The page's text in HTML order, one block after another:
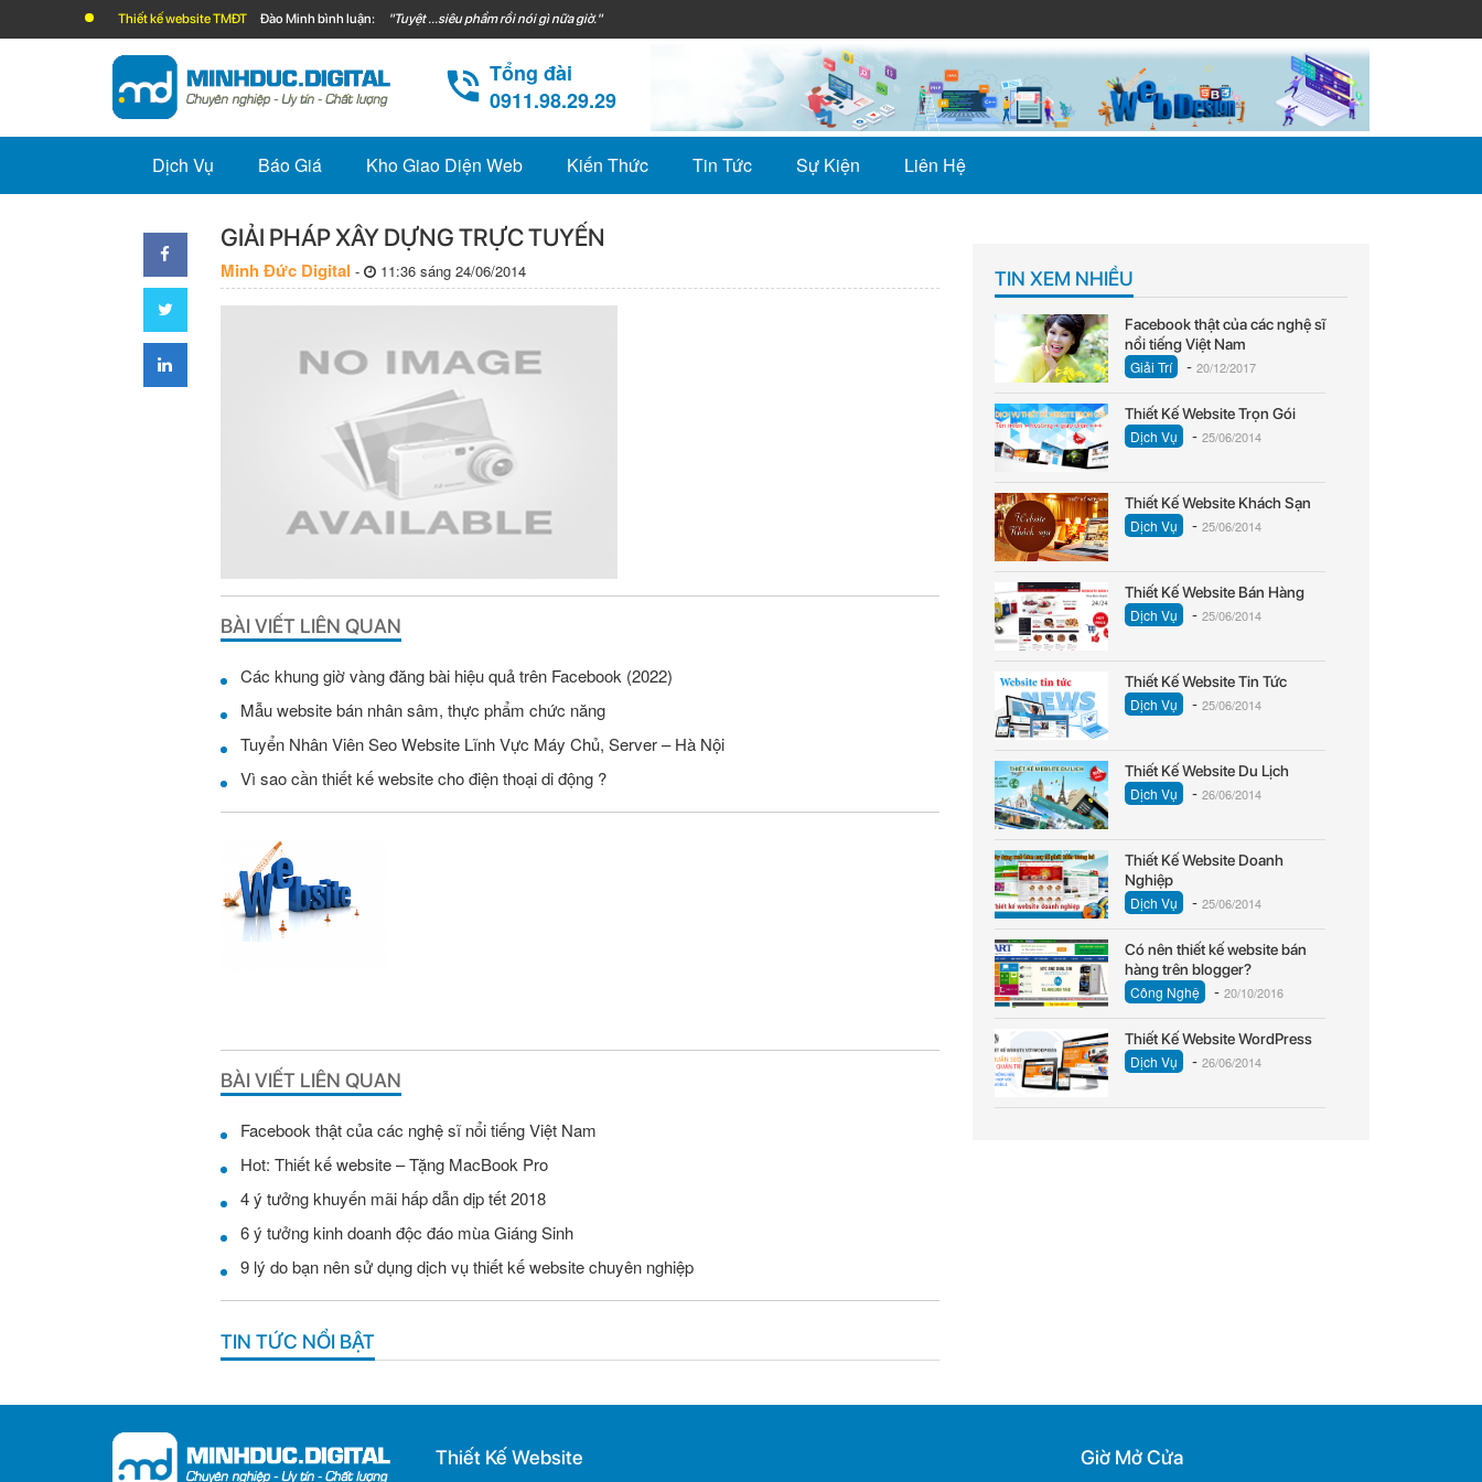
Thiết kế website TMĐT Đào Minh bình luận: "Tuyệt ...siêu phẩm rồi nói gì nữa giờ."
Tổng đài
0911.98.29.29
Dịch Vụ Báo Giá Kho Giao Diện Web Kiến Thức Tin Tức Sự Kiện Liên Hệ
GIẢI PHÁP XÂY DỰNG TRỰC TUYẾN
Minh Đức Digital - 11:36 sáng 24/06/2014
BÀI VIẾT LIÊN QUAN
Các khung giờ vàng đăng bài hiệu quả trên Facebook (2022)
Mẫu website bán nhân sâm, thực phẩm chức năng
Tuyển Nhân Viên Seo Website Lĩnh Vực Máy Chủ, Server – Hà Nội
Vì sao cần thiết kế website cho điện thoại di động ?
BÀI VIẾT LIÊN QUAN
Facebook thật của các nghệ sĩ nổi tiếng Việt Nam
Hot: Thiết kế website – Tặng MacBook Pro
4 ý tưởng khuyến mãi hấp dẫn dịp tết 2018
6 ý tưởng kinh doanh độc đáo mùa Giáng Sinh
9 lý do bạn nên sử dụng dịch vụ thiết kế website chuyên nghiệp
TIN TỨC NỔI BẬT
TIN XEM NHIỀU
Facebook thật của các nghệ sĩ
nổi tiếng Việt Nam
Giải Trí - 20/12/2017
Thiết Kế Website Trọn Gói
Dịch Vụ - 25/06/2014
Thiết Kế Website Khách Sạn
Dịch Vụ - 25/06/2014
Thiết Kế Website Bán Hàng
Dịch Vụ - 25/06/2014
Thiết Kế Website Tin Tức
Dịch Vụ - 25/06/2014
Thiết Kế Website Du Lịch
Dịch Vụ - 26/06/2014
Thiết Kế Website Doanh
Nghiệp
Dịch Vụ - 25/06/2014
Có nên thiết kế website bán
hàng trên blogger?
Công Nghệ - 20/10/2016
Thiết Kế Website WordPress
Dịch Vụ - 26/06/2014
Thiết Kế Website Giờ Mở Cửa